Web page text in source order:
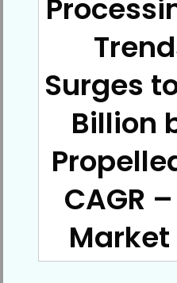
Surges
Billion
CAGR
Market